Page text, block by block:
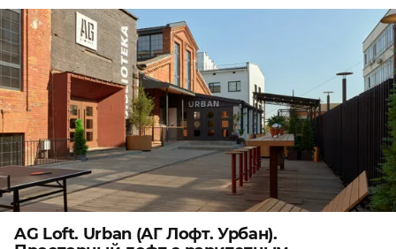
AG Loft. Urban (АГ Лофт. Урбан).